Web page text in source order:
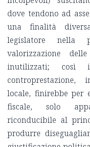
dove tendono ad
una finalità
legislatore nella
valorizzazione
inutilizzati; così
controprestazione,
locale, finirebbe per
fiscale, solo
riconducibile al
produrre